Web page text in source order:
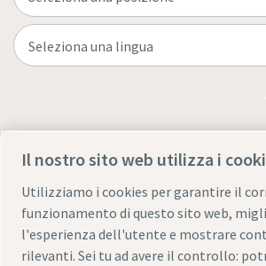
Il nostro sito web utilizza i
Utilizziamo i cookies per garantire il
funzionamento di questo sito web,
l'esperienza dell'utente e mostrare
rilevanti. Sei tu ad avere il controllo: